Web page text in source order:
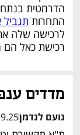
התחרות
רכישת כאל הם
מדדים
נועם לנדמן